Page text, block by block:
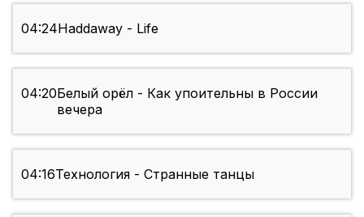
04:24Haddaway - Life
04:20Белый орёл - Как упоительны в России
вечера
04:16Технология - Странные танцы